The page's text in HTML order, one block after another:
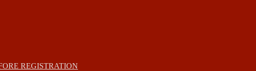
REGISTRATION